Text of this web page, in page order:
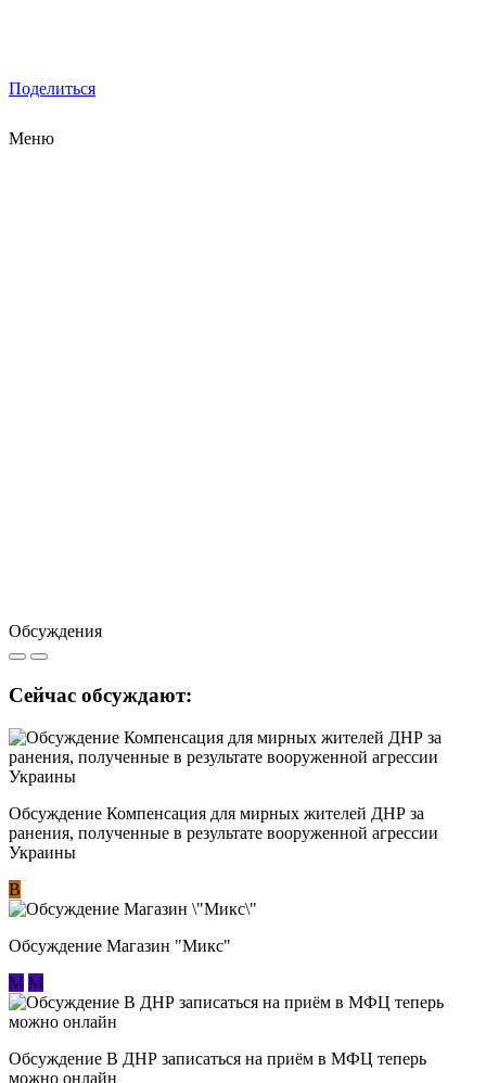
Поделиться
Меню
Обсуждения
Сейчас обсуждают:
Обсуждение Компенсация для мирных жителей ДНР за
ранения, полученные в результате вооруженной агрессии
Украины
В
Обсуждение Магазин "Микс"
М М
Обсуждение В ДНР записаться на приём в МФЦ теперь
можно онлайн